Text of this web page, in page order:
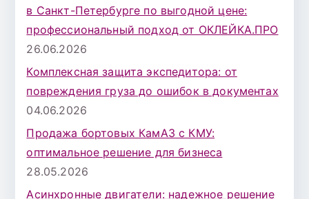
в Санкт-Петербурге по выгодной цене:
профессиональный подход от ОКЛЕЙКА.ПРО
26.06.2026
Комплексная защита экспедитора: от
повреждения груза до ошибок в документах
04.06.2026
Продажа бортовых КамАЗ с КМУ:
оптимальное решение для бизнеса
28.05.2026
Асинхронные двигатели: надежное решение